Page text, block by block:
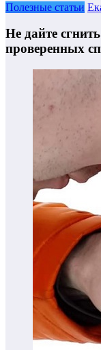
Полезные статьи
Не дайте
проверенных